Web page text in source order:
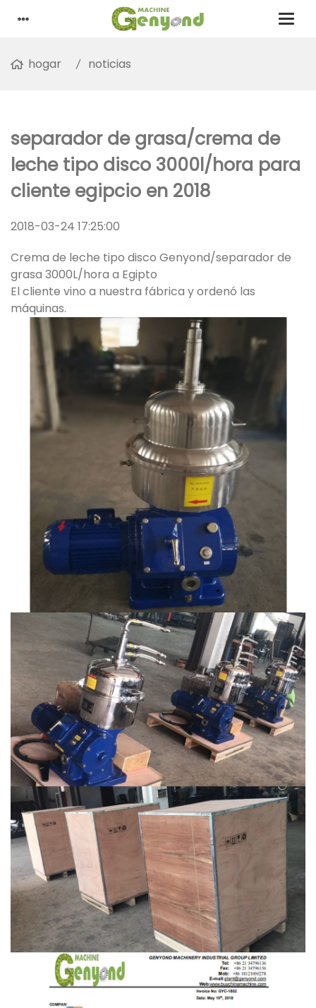
hogar noticias
separador de grasa/crema de
leche tipo disco 3000l/hora para
cliente egipcio en 2018
2018-03-24 17:25:00
Crema de leche tipo disco Genyond/separador de
grasa 3000L/hora a Egipto
El cliente vino a nuestra fábrica y ordenó las
máquinas.